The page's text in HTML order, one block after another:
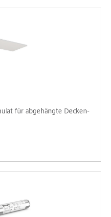
für abgehängte Decken-